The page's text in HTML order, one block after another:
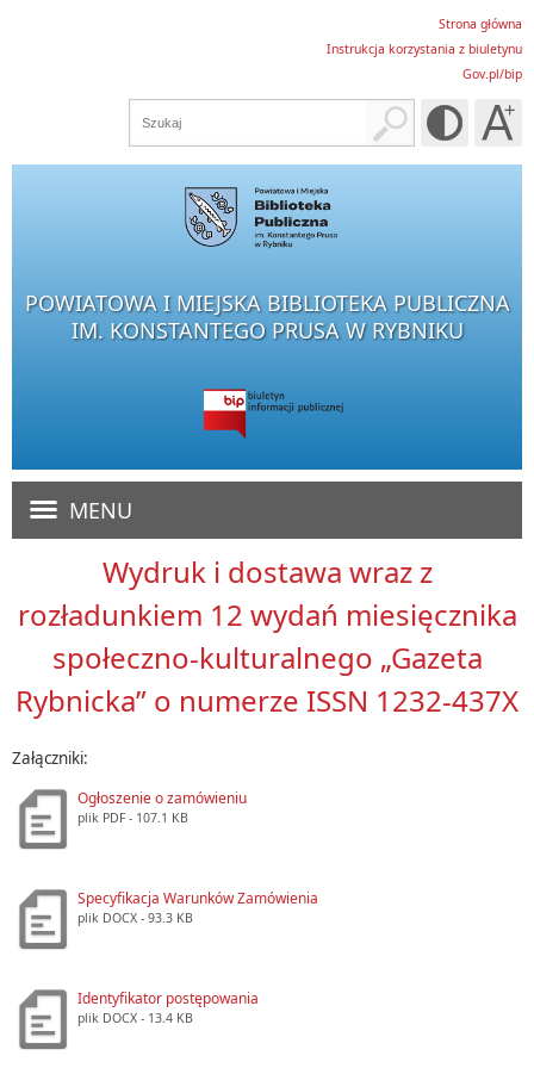
Strona główna
Instrukcja korzystania z biuletynu
Gov.pl/bip
POWIATOWA I MIEJSKA BIBLIOTEKA PUBLICZNA
IM. KONSTANTEGO PRUSA W RYBNIKU
MENU
Wydruk i dostawa wraz z
rozładunkiem 12 wydań miesięcznika
społeczno-kulturalnego „Gazeta
Rybnicka” o numerze ISSN 1232-437X
Załączniki:
Ogłoszenie o zamówieniu
plik PDF- 107.1 KB
Specyfikacja Warunków Zamówienia
plik DOCX - 93.3 KB
Identyfikator postępowania
plik DOCX - 13.4 KB